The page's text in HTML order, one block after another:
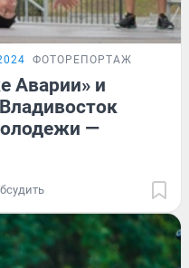
ФОТОРЕПОРТАЖ
Аварии» и
—